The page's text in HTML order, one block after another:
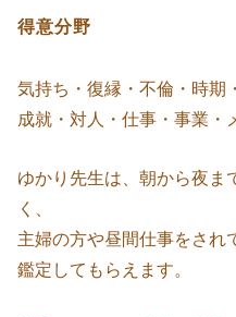
得意分野
気持ち・復縁・不倫・時期
成就・対人・仕事・事業・
ゆかり先生は、朝から夜ま
く、
主婦の方や昼間仕事をされ
鑑定してもらえます。